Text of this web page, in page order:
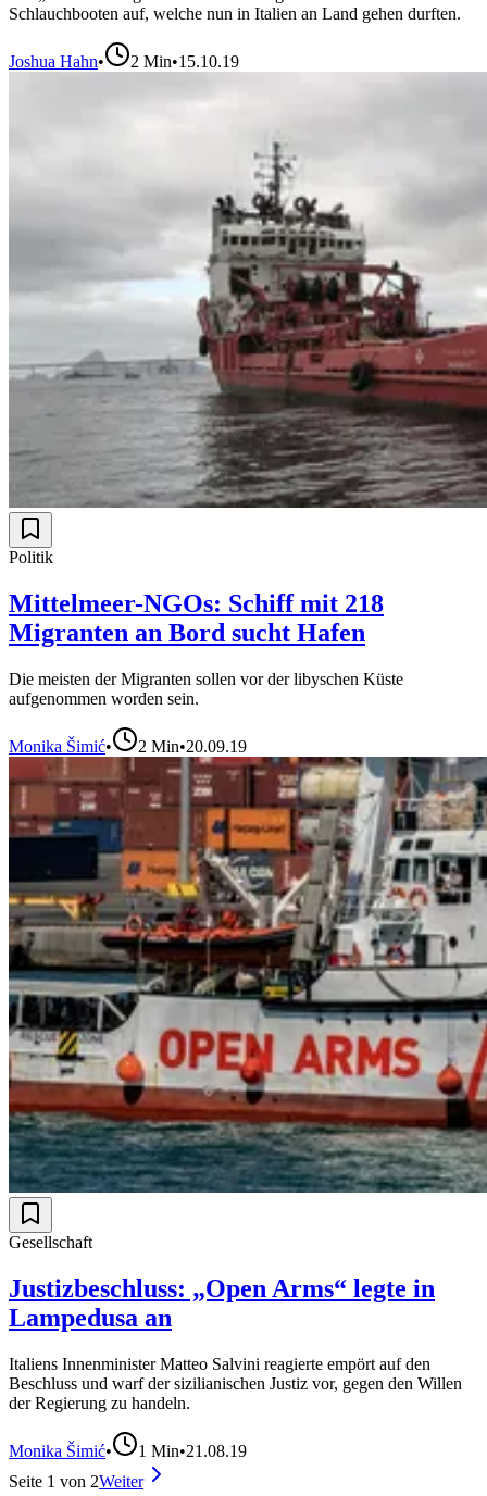
Schlauchbooten auf, welche nun in Italien an Land gehen durften.
Joshua Hahn• 2 Min•15.10.19
Politik
Mittelmeer-NGOs: Schiff mit 218
Migranten an Bord sucht Hafen
Die meisten der Migranten sollen vor der libyschen Küste
aufgenommen worden sein.
Monika Šimić• 2 Min•20.09.19
Gesellschaft
Justizbeschluss: „Open Arms“ legte in
Lampedusa an
Italiens Innenminister Matteo Salvini reagierte empört auf den
Beschluss und warf der sizilianischen Justiz vor, gegen den Willen
der Regierung zu handeln.
Monika Šimić• 1 Min•21.08.19
Seite 1 von 2Weiter